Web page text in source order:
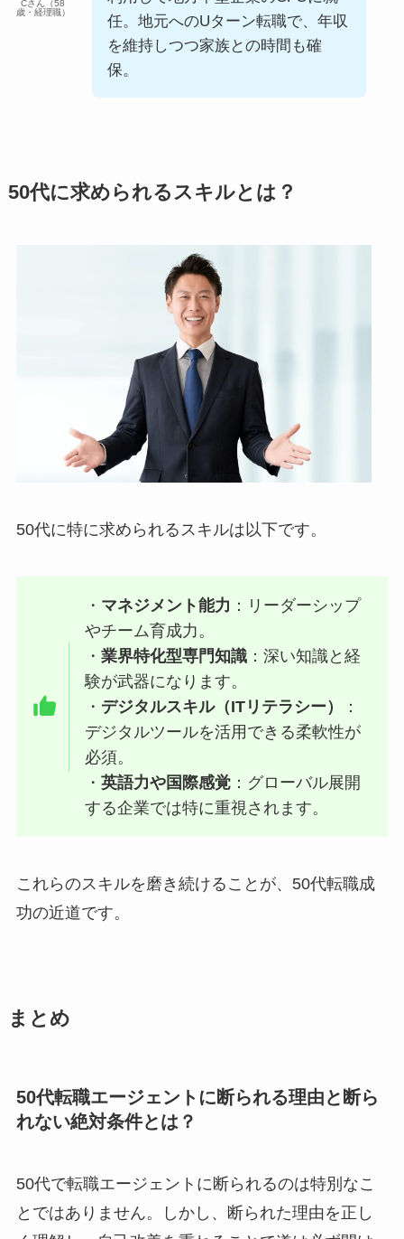
Cさん（58
歳・経理職）
任。地元へのUターン転職で、年収
を維持しつつ家族との時間も確
保。
50代に求められるスキルとは？
50代に特に求められるスキルは以下です。
・ マネジメント能力 ：リーダーシップ
やチーム育成力。
・業界特化型専門知識 ：深い知識と経
験が武器になります。
・ デジタルスキル（ITリテラシー）
：
デジタルツールを活用できる柔軟性が
必須。
・英語力や国際感覚 ：グローバル展開
する企業では特に重視されます。
これらのスキルを磨き続けることが、50代転職成
功の近道です。
まとめ
50代転職エージェントに断られる理由と断ら
れない絶対条件とは？
50代で転職エージェントに断られるのは特別なこ
とではありません。しかし、断られた理由を正し